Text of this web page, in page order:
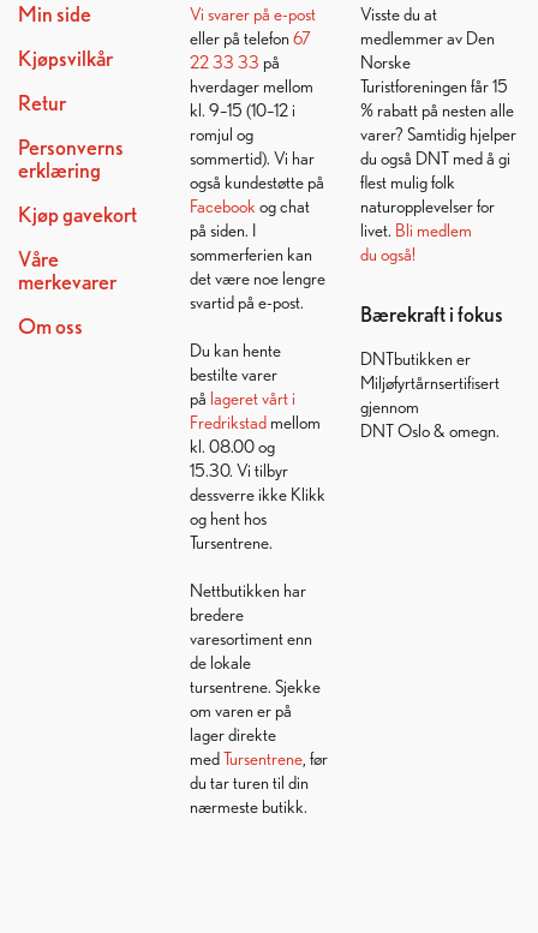
Min side
Kjøpsvilkår
Retur
Personverns
erklæring
Kjøp gavekort
Våre
merkevarer
Om oss
Vi svarer på e-post
eller på telefon 67
22 33 33 på
hverdager mellom
kl. 9–15 (10–12 i
romjul og
sommertid). Vi har
også kundestøtte på
Facebook og chat
på siden. I
sommerferien kan
det være noe lengre
svartid på e-post.
Du kan hente
bestilte varer
på lageret vårt i
Fredrikstadmellom
kl. 08.00 og
15.30. Vi tilbyr
dessverre ikke Klikk
og hent hos
Tursentrene.
Nettbutikken har
bredere
varesortiment enn
de lokale
tursentrene. Sjekke
om varen er på
lager direkte
medTursentrene, før
du tar turen til din
nærmeste butikk.
Visste du at
medlemmer av Den
Norske
Turistforeningen får 15
% rabatt på nesten alle
varer? Samtidig hjelper
du også DNT med å gi
flest mulig folk
naturopplevelser for
livet. Bli medlem
du også!
Bærekraft i fokus
DNTbutikken er
Miljøfyrtårnsertifisert
gjennom
DNT Oslo & omegn.